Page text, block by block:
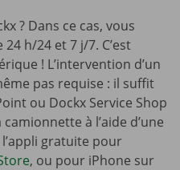
? Dans ce cas, vous
h/24 et 7 j/7. C’est
! L’intervention d’un
pas requise : il suffit
ou Dockx Service Shop
à l’aide d’une
gratuite pour
, ou pour iPhone sur